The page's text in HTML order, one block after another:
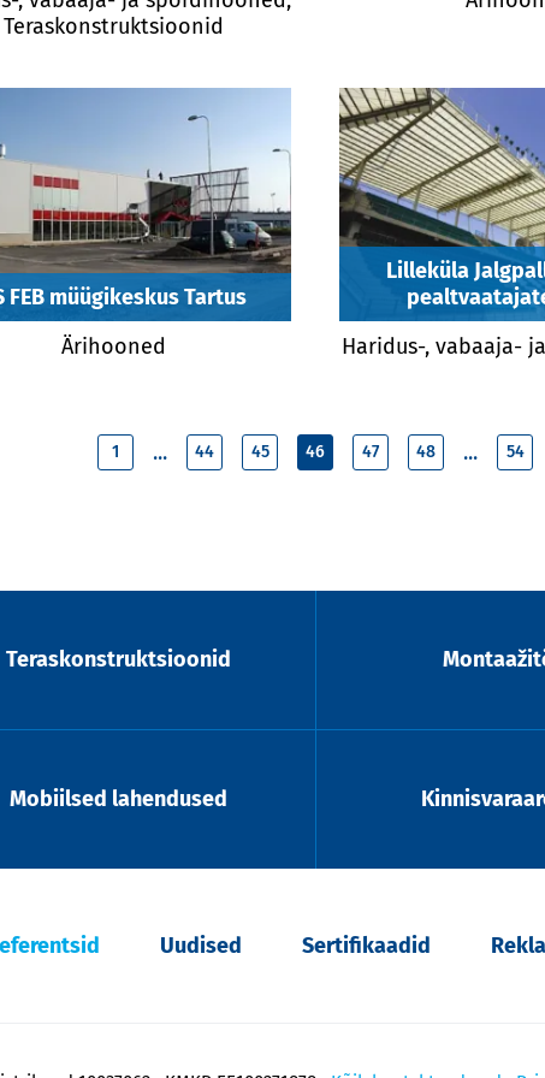
Teraskonstruktsioonid
FEB müügikeskus Tartus
Ärihooned
Lilleküla
Haridus-, vabaaja-
1 ... 44 45 46 47 48 ... 54
Teraskonstruktsioonid
Mobiilsed lahendused
Uudised Sertifikaadid